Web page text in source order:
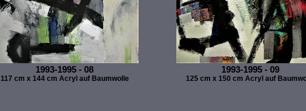
1993-1995 - 08
117 cm x 144 cm Acryl auf Baumwolle
1993-1995 - 09
125 cm x 150 cm Acryl auf